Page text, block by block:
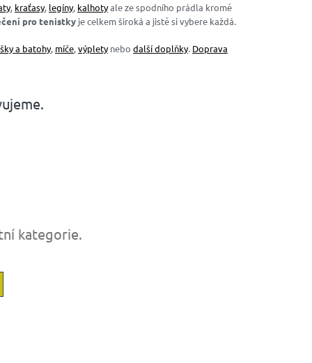
, kraťasy, legíny, kalhotyale ze spodního prádla kromě
pro tenistky je celkem široká a jistě si vybere každá.
a batohy, míče,výpletynebo další doplňky. Doprava
kategorie.